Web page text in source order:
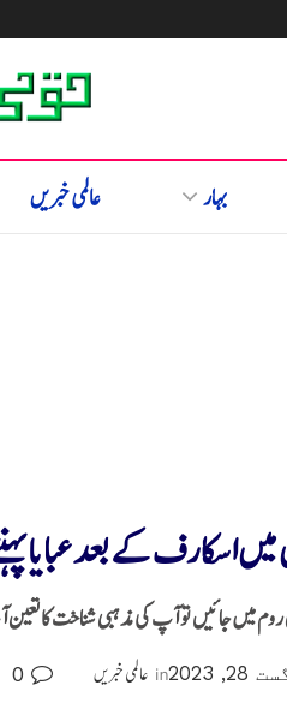
بہار عالمی خبریں
اسکارف کے بعد عبایا
میں جائیں تو آپ کی مذہبی شناخت کا
28, 2023
in عالمی خبریں